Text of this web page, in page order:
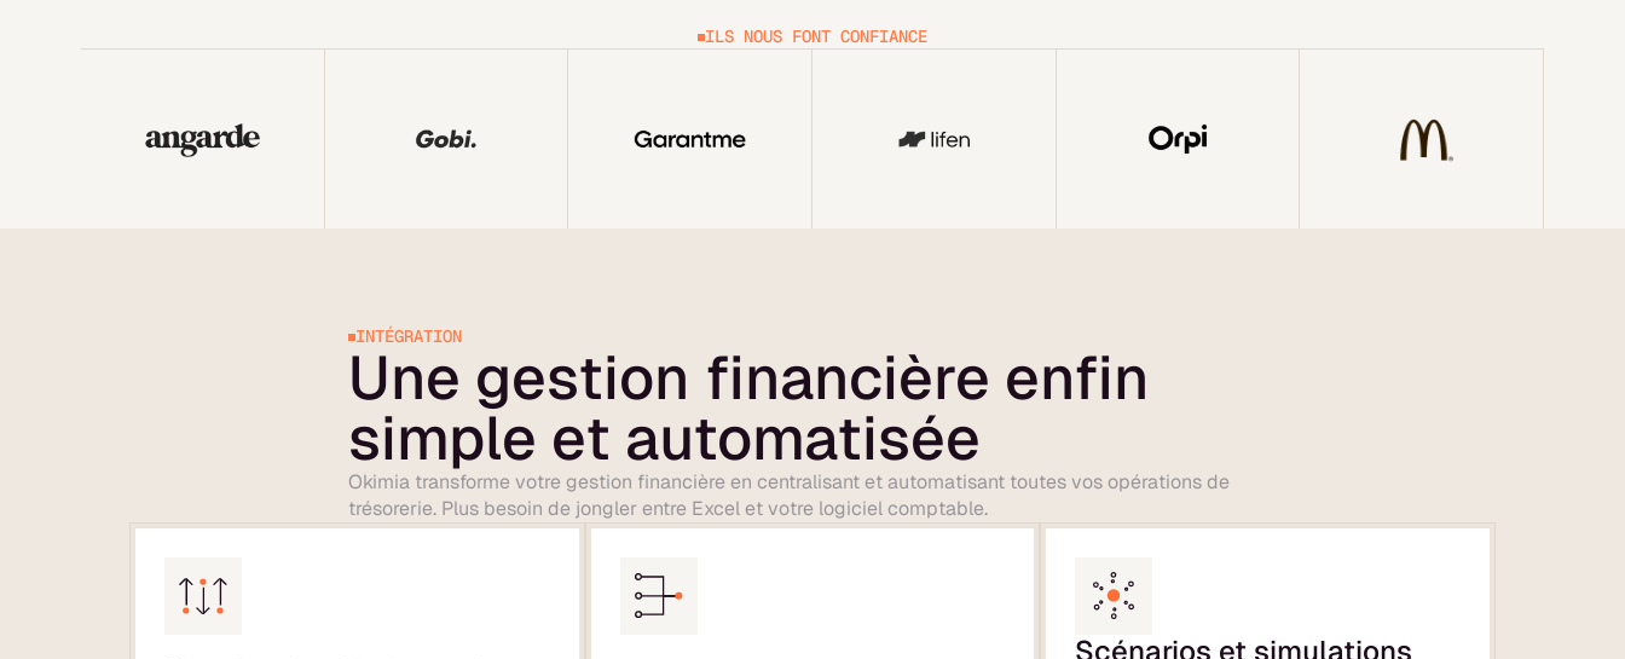
ILS NOUS FONT CONFIANCE
INTÉGRATION
Une gestion financière enfin
simple et automatisée
Okimia transforme votre gestion financière en centralisant et automatisant toutes vos opérations de
trésorerie. Plus besoin de jongler entre Excel et votre logiciel comptable.
Scénarios et simulations